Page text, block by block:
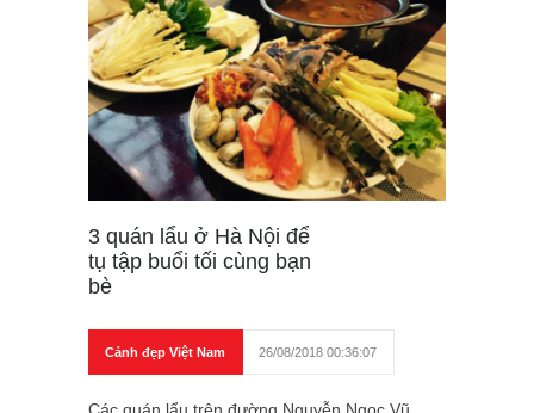
3 quán lẩu ở Hà Nội để
tụ tập buổi tối cùng bạn
bè
Cảnh đẹp Việt Nam 26/08/2018 00:36:07